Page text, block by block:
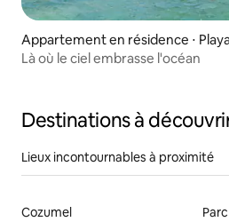
Appartement en résidence ⋅
Là où le ciel embrasse l'océan
Destinations à
Lieux incontournables à proximité
Cozumel